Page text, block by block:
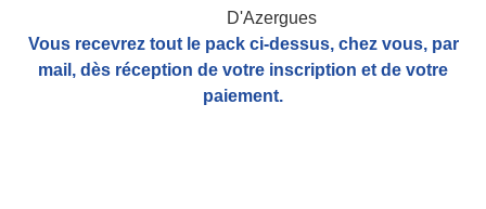
Vous recevrez tout le pack ci-dessus, chez vous, par
mail, dès réception de votre inscription et de votre
paiement.